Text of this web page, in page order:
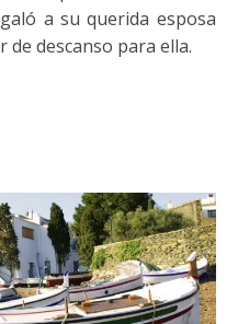
a su querida esposa
de descanso para ella.